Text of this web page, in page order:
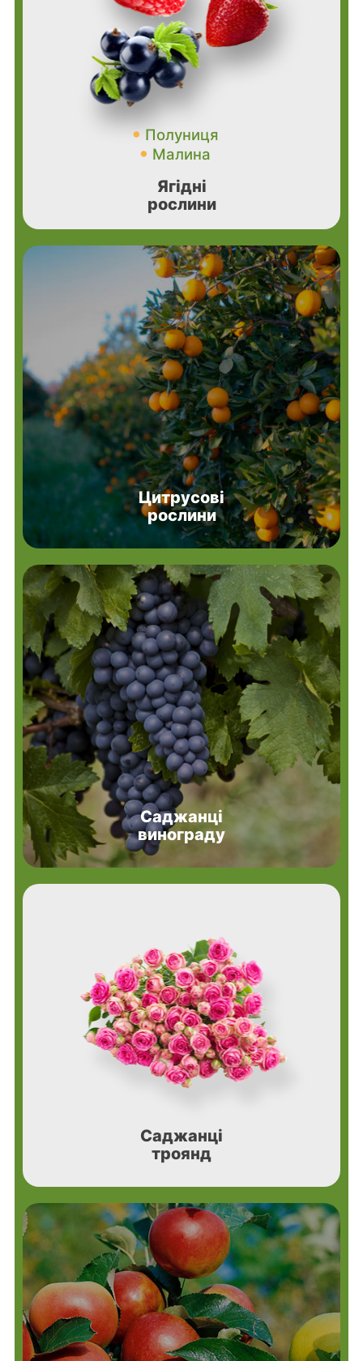
Полуниця
Малина
Ягідні
рослини
Цитрусові
рослини
Саджанці
винограду
Саджанці
троянд